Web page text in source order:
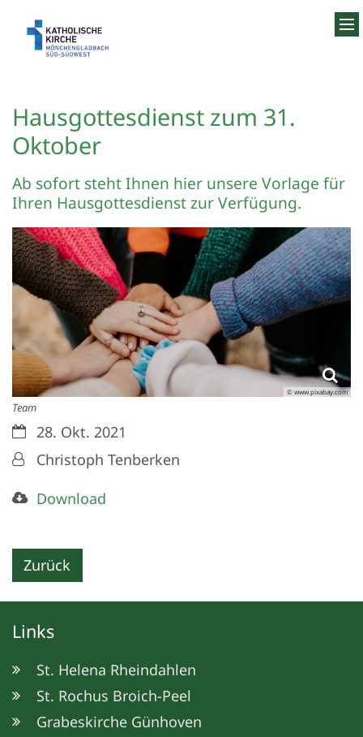
Hausgottesdienst zum 31.
Oktober
Ab sofort steht Ihnen hier unsere Vorlage für
Ihren Hausgottesdienst zur Verfügung.
© www.pixabay.com
Team
Datum:28. Okt. 2021
Von:Christoph Tenberken
Download
Zurück
Links
St. Helena Rheindahlen
St. Rochus Broich-Peel
Grabeskirche Günhoven